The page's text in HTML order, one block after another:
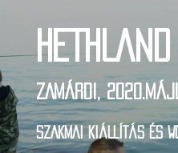
ZAMÁRDI,
SZAKMAI KIÁLLÍTÁS ÉS